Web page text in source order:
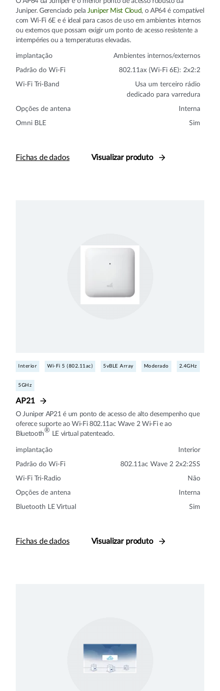
Juniper. Gerenciado pela Juniper Mist Cloud, o AP64 é compatível
com Wi-Fi 6E e é ideal para casos de uso em ambientes internos
ou externos que possam exigir um ponto de acesso resistente a
intempéries ou a temperaturas elevadas.
implantação Ambientes internos/externos
Padrão do Wi-Fi 802.11ax (Wi-Fi 6E): 2x2:2
Wi-Fi Tri-Band
Usa um terceiro rádio
dedicado para varredura
Opções de antena Interna
Omni BLE Sim
Fichas de dados Visualizar produto
Interior Wi-Fi 5 (802.11ac) 5vBLE Array Moderado 2.4GHz
5GHz
AP21
O Juniper AP21 é um ponto de acesso de alto desempenho que
oferece suporte ao Wi-Fi 802.11ac Wave 2 Wi-Fi e ao
Bluetooth® LE virtual patenteado.
implantação Interior
Padrão do Wi-Fi 802.11ac Wave 2 2x2:2SS
Wi-Fi Tri-Radio Não
Opções de antena Interna
Bluetooth LE Virtual Sim
Fichas de dados Visualizar produto